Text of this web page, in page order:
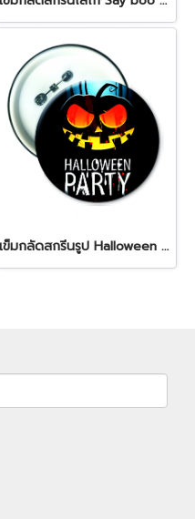
เข็มกลัดสกรีนรูป Halloween Badge